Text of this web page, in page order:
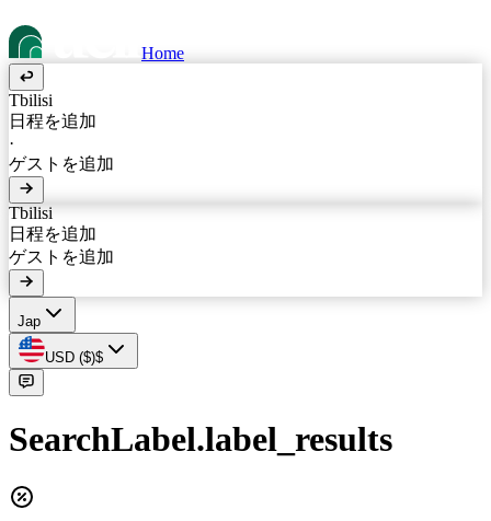
Home
Tbilisi
日程を追加
·
ゲストを追加
Tbilisi
日程を追加
ゲストを追加
Jap
USD ($)$
SearchLabel.label_results